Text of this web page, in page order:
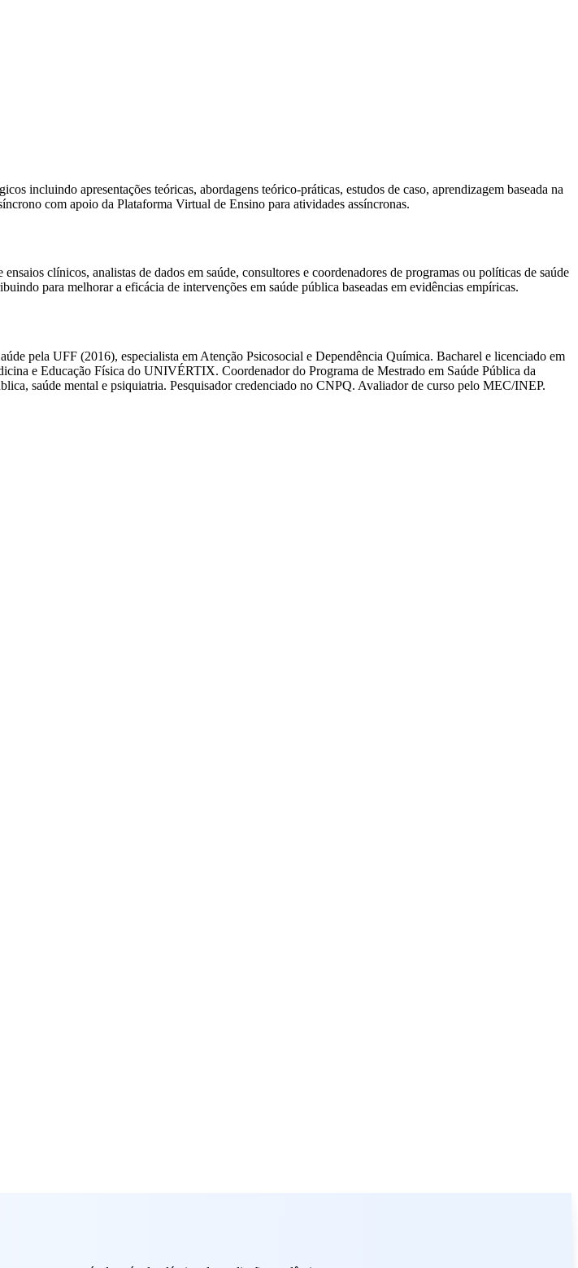
incluindo apresentações teóricas, abordagens teórico-práticas, estudos de caso, aprendizagem baseada na
com apoio da Plataforma Virtual de Ensino para atividades assíncronas.
clínicos, analistas de dados em saúde, consultores e coordenadores de programas ou políticas de saúde
para melhorar a eficácia de intervenções em saúde pública baseadas em evidências empíricas.
pela UFF (2016), especialista em Atenção Psicosocial e Dependência Química. Bacharel e licenciado em
e Educação Física do UNIVÉRTIX. Coordenador do Programa de Mestrado em Saúde Pública da
saúde mental e psiquiatria. Pesquisador credenciado no CNPQ. Avaliador de curso pelo MEC/INEP.